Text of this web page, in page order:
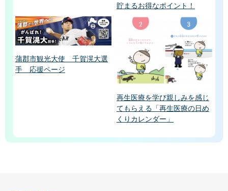
貯まるお得なポイント！
蒲郡市観光大使 千賀滉大選
手 応援ページ
再生医療を学び親しみを感じ
てもらえる「再生医療の日め
くりカレンダー」